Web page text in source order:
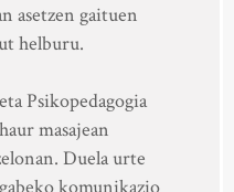
asetzen gaituen
helburu.
Psikopedagogia
masajean
Duela urte